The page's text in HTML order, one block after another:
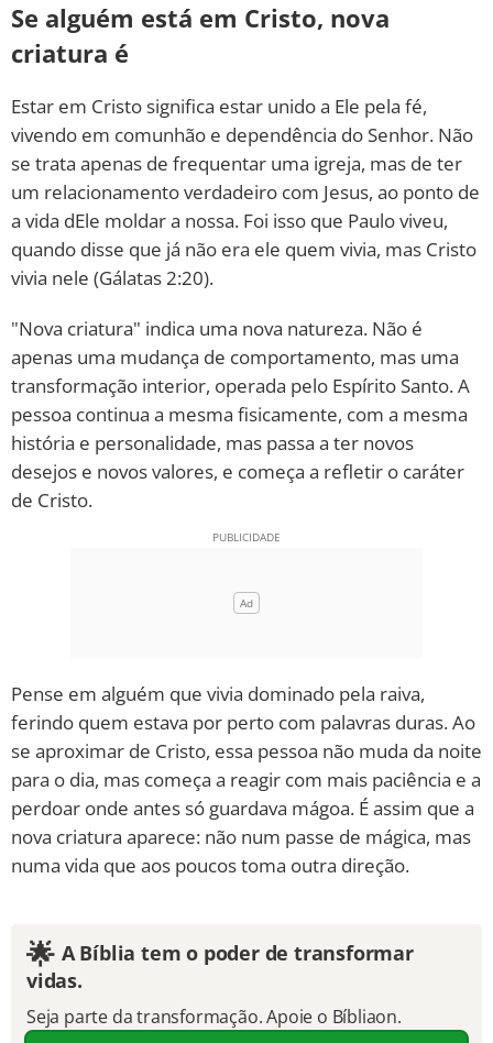
Se alguém está em Cristo, nova
criatura é
Estar em Cristo significa estar unido a Ele pela fé,
vivendo em comunhão e dependência do Senhor. Não
se trata apenas de frequentar uma igreja, mas de ter
um relacionamento verdadeiro com Jesus, ao ponto de
a vida dEle moldar a nossa. Foi isso que Paulo viveu,
quando disse que já não era ele quem vivia, mas Cristo
vivia nele (Gálatas 2:20).
"Nova criatura" indica uma nova natureza. Não é
apenas uma mudança de comportamento, mas uma
transformação interior, operada pelo Espírito Santo. A
pessoa continua a mesma fisicamente, com a mesma
história e personalidade, mas passa a ter novos
desejos e novos valores, e começa a refletir o caráter
de Cristo.
Pense em alguém que vivia dominado pela raiva,
ferindo quem estava por perto com palavras duras. Ao
se aproximar de Cristo, essa pessoa não muda da noite
para o dia, mas começa a reagir com mais paciência e a
perdoar onde antes só guardava mágoa. É assim que a
nova criatura aparece: não num passe de mágica, mas
numa vida que aos poucos toma outra direção.
🌟 A Bíblia tem o poder de transformar
vidas.
Seja parte da transformação. Apoie o Bíbliaon.